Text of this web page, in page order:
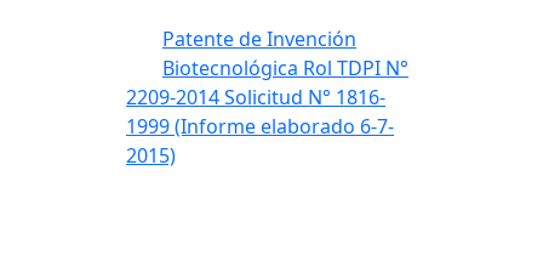
Patente de Invención
Biotecnológica Rol TDPI N°
2209-2014 Solicitud N° 1816-
1999 (Informe elaborado 6-7-
2015)